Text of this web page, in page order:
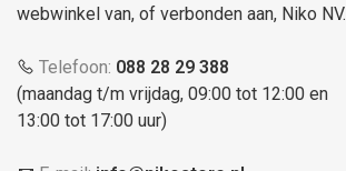
webwinkel van, of verbonden aan, Niko NV.
Telefoon: 088 28 29 388
(maandag t/m vrijdag, 09:00 tot 12:00 en
13:00 tot 17:00 uur)